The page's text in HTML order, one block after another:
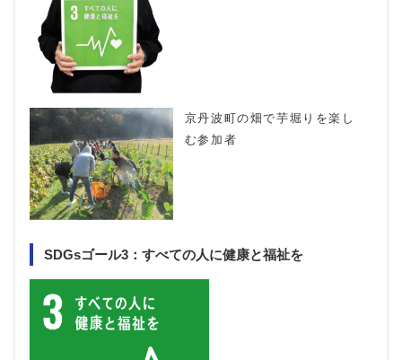
京丹波町の畑で芋堀りを楽し
む参加者
SDGsゴール3：すべての人に健康と福祉を